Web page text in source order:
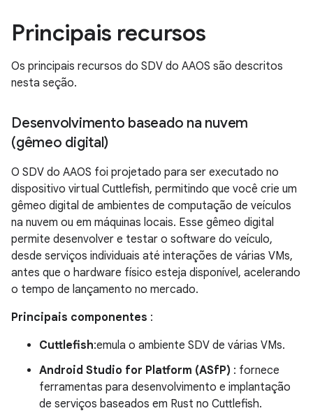
Principais recursos
Os principais recursos do SDV do AAOS são descritos
nesta seção.
Desenvolvimento baseado na nuvem
(gêmeo digital)
O SDV do AAOS foi projetado para ser executado no
dispositivo virtual Cuttlefish, permitindo que você crie um
gêmeo digital de ambientes de computação de veículos
na nuvem ou em máquinas locais. Esse gêmeo digital
permite desenvolver e testar o software do veículo,
desde serviços individuais até interações de várias VMs,
antes que o hardware físico esteja disponível, acelerando
o tempo de lançamento no mercado.
Principais componentes :
Cuttlefish:emula o ambiente SDV de várias VMs.
Android Studio for Platform (ASfP) : fornece
ferramentas para desenvolvimento e implantação
de serviços baseados em Rust no Cuttlefish.